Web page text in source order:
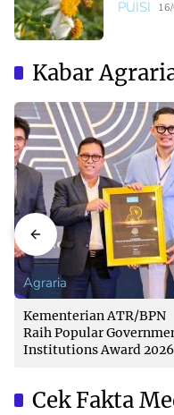
PUISI
Kabar
Agraria
Kementerian ATR/BPN
Raih Popular
Institutions Award 2026
Cek Fakta